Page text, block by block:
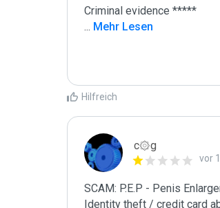
... Mehr Lesen
Hilfreich
c۞g
vor
SCAM: P.E.P - Penis
Identity theft / credit card